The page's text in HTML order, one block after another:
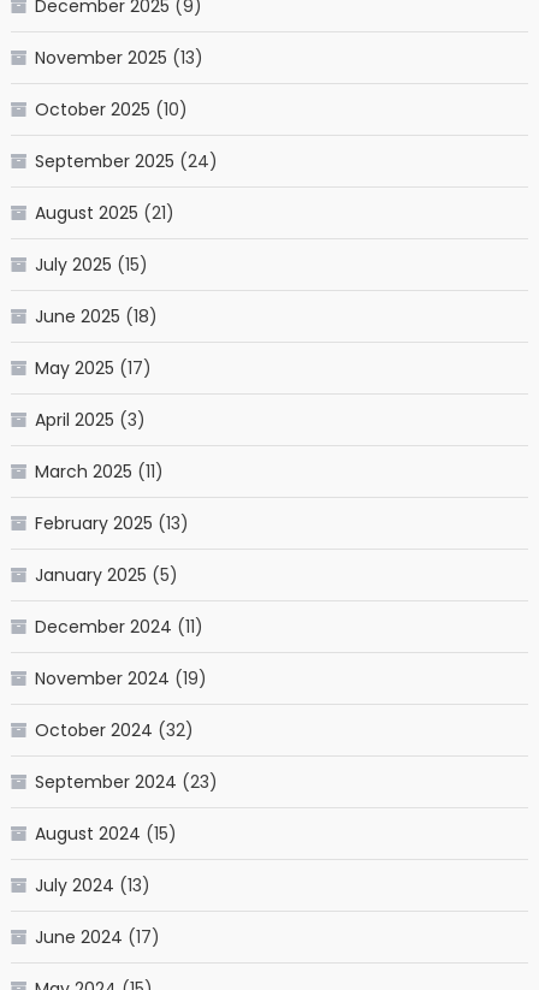
December 2025 (9)
November 2025 (13)
October 2025 (10)
September 2025 (24)
August 2025 (21)
July 2025 (15)
June 2025 (18)
May 2025 (17)
April 2025 (3)
March 2025 (11)
February 2025 (13)
January 2025 (5)
December 2024 (11)
November 2024 (19)
October 2024 (32)
September 2024 (23)
August 2024 (15)
July 2024 (13)
June 2024 (17)